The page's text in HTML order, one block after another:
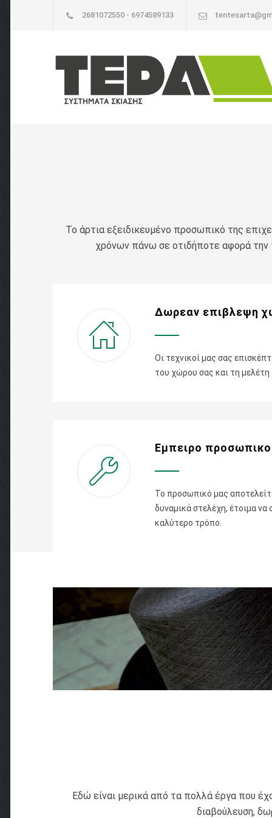
2681072550 - 6974589133
Το άρτια εξειδικευμένο προσωπικό της
χρόνων πάνω σε οτιδήποτε αφορά την
Δωρεαν επιβλεψη
Οι τεχνικοί μας σας
του χώρου σας και τη
Εμπειρο προσωπικο
Το προσωπικό μας
δυναμικά στελέχη, έτοιμα
καλύτερο τρόπο.
Εδώ είναι μερικά από τα πολλά έργα που
διαβούλευση,